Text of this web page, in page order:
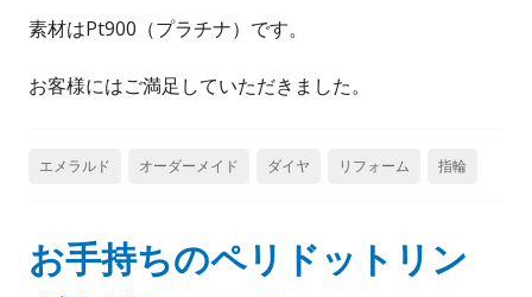
素材はPt900（プラチナ）です。
お客様にはご満足していただきました。
エメラルド オーダーメイド ダイヤ リフォーム 指輪
お手持ちのペリドットリン